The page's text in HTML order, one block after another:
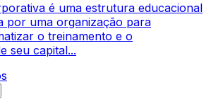
é uma estrutura educacional
por uma organização para
o treinamento e o
seu capital...